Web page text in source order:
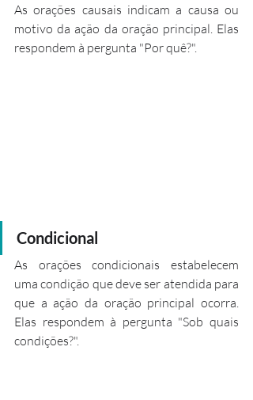
As orações causais indicam a causa ou
motivo da ação da oração principal. Elas
respondem à pergunta "Por quê?".
Condicional
As orações condicionais estabelecem
uma condição que deve ser atendida para
que a ação da oração principal ocorra.
Elas respondem à pergunta "Sob quais
condições?".